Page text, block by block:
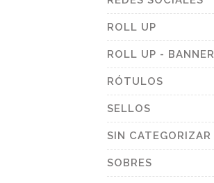
ROLL UP
ROLL UP - BANNER
RÓTULOS
SELLOS
SIN CATEGORIZAR
SOBRES